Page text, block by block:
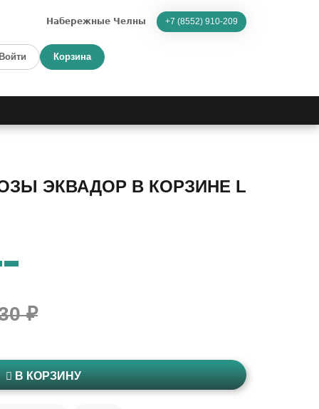
Набережные Челны +7 (8552) 910-209
Войти Корзина
ЭКВАДОР В КОРЗИНЕ L
₽
В КОРЗИНУ